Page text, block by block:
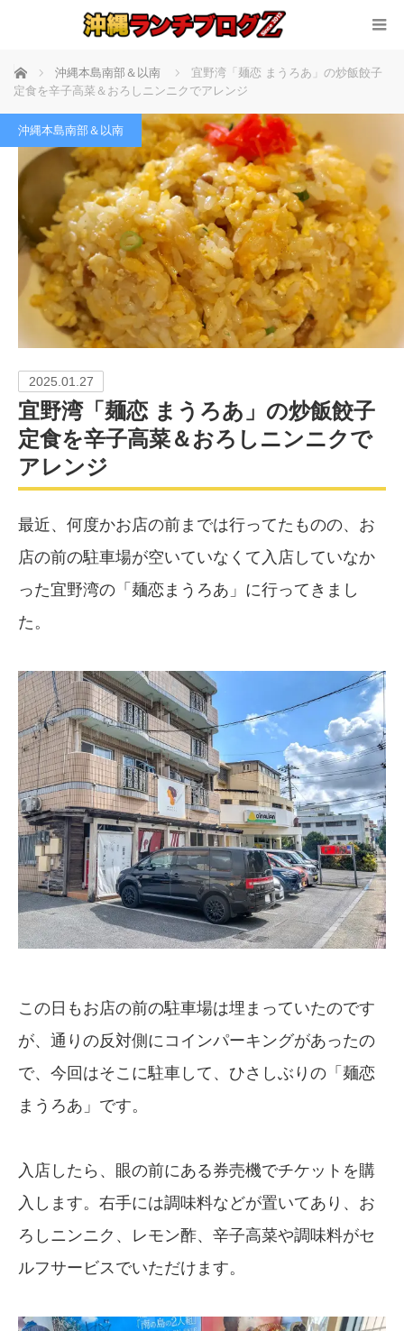
ホーム 沖縄本島南部＆以南
宜野湾「麺恋 まうろあ」の炒飯餃子
定食を辛子高菜＆おろしニンニクでアレンジ
沖縄本島南部＆以南
2025.01.27
宜野湾「麺恋 まうろあ」の炒飯餃子
定食を辛子高菜＆おろしニンニクで
アレンジ
最近、何度かお店の前までは行ってたものの、お
店の前の駐車場が空いていなくて入店していなか
った宜野湾の「麺恋まうろあ」に行ってきまし
た。
この日もお店の前の駐車場は埋まっていたのです
が、通りの反対側にコインパーキングがあったの
で、今回はそこに駐車して、ひさしぶりの「麺恋
まうろあ」です。
入店したら、眼の前にある券売機でチケットを購
入します。右手には調味料などが置いてあり、お
ろしニンニク、レモン酢、辛子高菜や調味料がセ
ルフサービスでいただけます。